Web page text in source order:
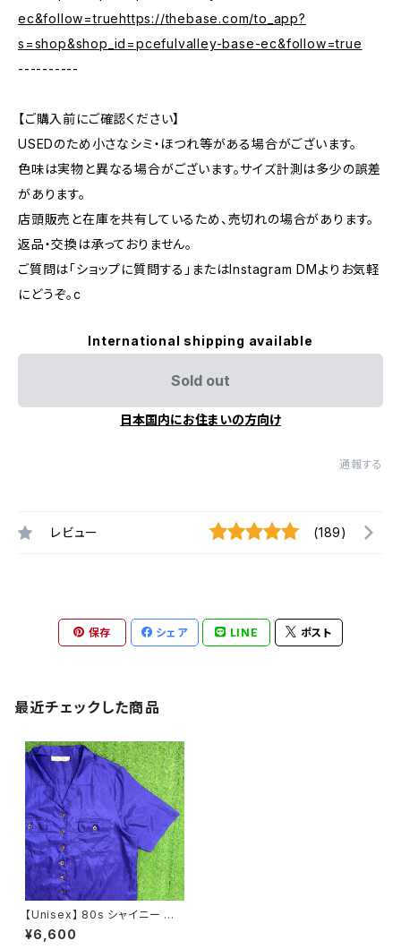
ec&follow=truehttps://thebase.com/to_app?
s=shop&shop_id=pcefulvalley-base-ec&follow=true
----------
【ご購入前にご確認ください】
USEDのため小さなシミ・ほつれ等がある場合がございます。
色味は実物と異なる場合がございます。サイズ計測は多少の誤差
があります。
店頭販売と在庫を共有しているため、売切れの場合があります。
返品・交換は承っておりません。
ご質問は「ショップに質問する」またはInstagram DMよりお気軽
にどうぞ。c
International shipping available
Sold out
日本国内にお住まいの方向け
通報する
レビュー (189)
保存 シェア LINE ポスト
最近チェックした商品
【Unisex】 80s シャイニー 開
襟 シャツ / 80年代 シャツ レデ
ィース メンズ 古着 1946
¥6,600